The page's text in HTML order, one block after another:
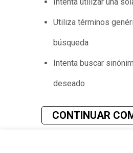
Utiliza términos
búsqueda
Intenta buscar
deseado
CONTINUAR